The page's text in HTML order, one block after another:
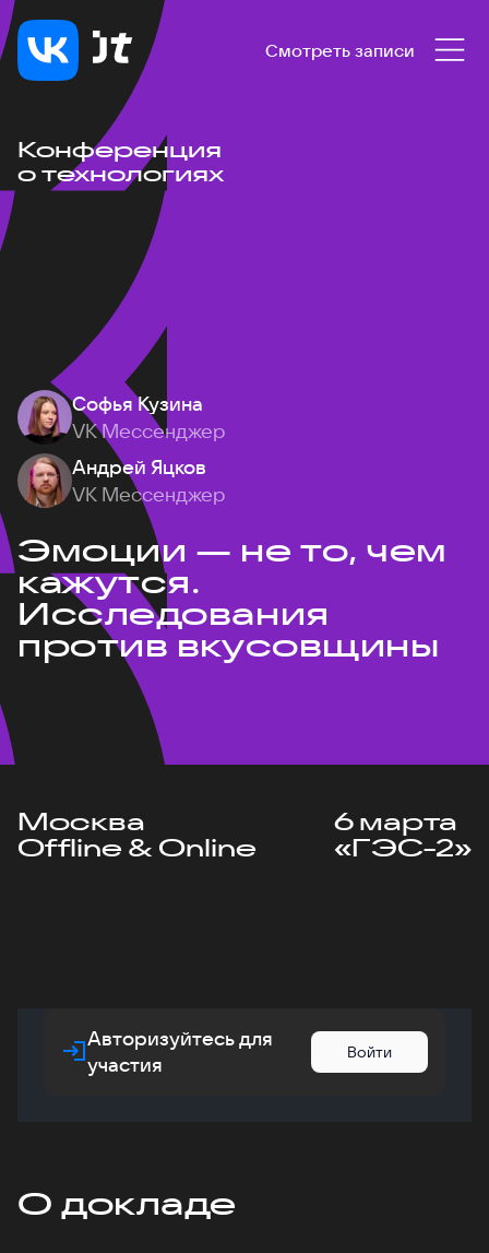
Смотреть записи
Конференция
о технологиях
Софья Кузина
VK Мессенджер
Андрей Яцков
VK Мессенджер
Эмоции — не то, чем
кажутся.
Исследования
против вкусовщины
Москва
Offline & Online
6 марта
«ГЭС-2»
Авторизуйтесь для
участия
Войти
О докладе